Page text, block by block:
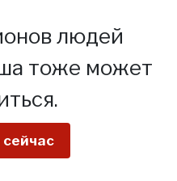
людей
тоже может